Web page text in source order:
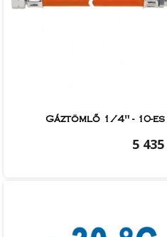
Gáztömlő 1/4" - 10-es
5